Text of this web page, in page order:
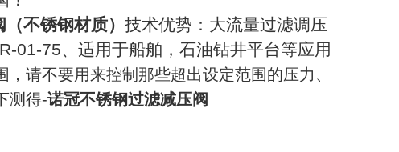
不锈钢材质） 技术优势：大流量过滤调压
01-75、适用于船舶，石油钻井平台等应用
，请不要用来控制那些超出设定范围的压力、
测得-诺冠不锈钢过滤减压阀